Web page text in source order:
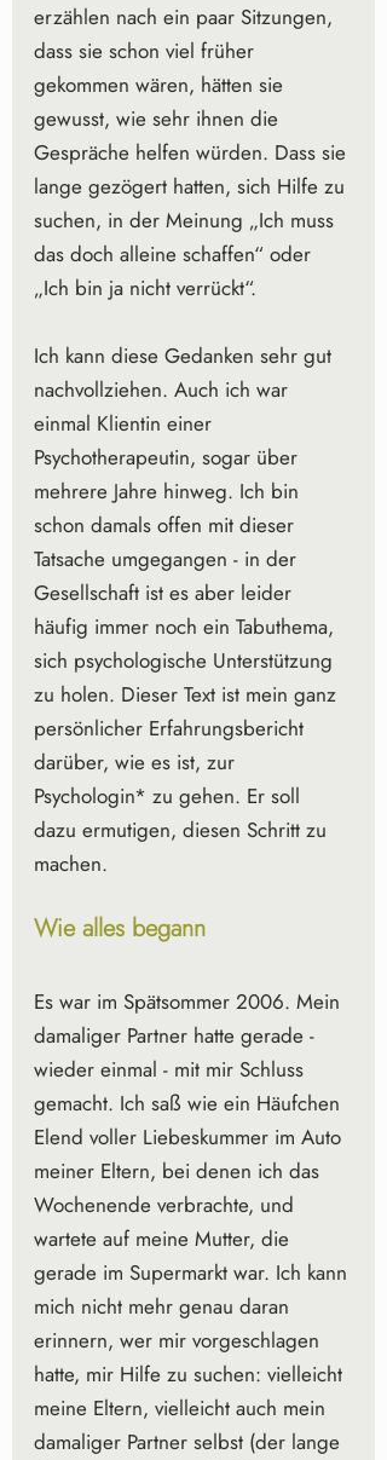
erzählen nach ein paar Sitzungen,
dass sie schon viel früher
gekommen wären, hätten sie
gewusst, wie sehr ihnen die
Gespräche helfen würden. Dass sie
lange gezögert hatten, sich Hilfe zu
suchen, in der Meinung „Ich muss
das doch alleine schaffen“ oder
„Ich bin ja nicht verrückt“.
Ich kann diese Gedanken sehr gut
nachvollziehen. Auch ich war
einmal Klientin einer
Psychotherapeutin, sogar über
mehrere Jahre hinweg. Ich bin
schon damals offen mit dieser
Tatsache umgegangen - in der
Gesellschaft ist es aber leider
häufig immer noch ein Tabuthema,
sich psychologische Unterstützung
zu holen. Dieser Text ist mein ganz
persönlicher Erfahrungsbericht
darüber, wie es ist, zur
Psychologin* zu gehen. Er soll
dazu ermutigen, diesen Schritt zu
machen.
Wie alles begann
Es war im Spätsommer 2006. Mein
damaliger Partner hatte gerade -
wieder einmal - mit mir Schluss
gemacht. Ich saß wie ein Häufchen
Elend voller Liebeskummer im Auto
meiner Eltern, bei denen ich das
Wochenende verbrachte, und
wartete auf meine Mutter, die
gerade im Supermarkt war. Ich kann
mich nicht mehr genau daran
erinnern, wer mir vorgeschlagen
hatte, mir Hilfe zu suchen: vielleicht
meine Eltern, vielleicht auch mein
damaliger Partner selbst (der lange